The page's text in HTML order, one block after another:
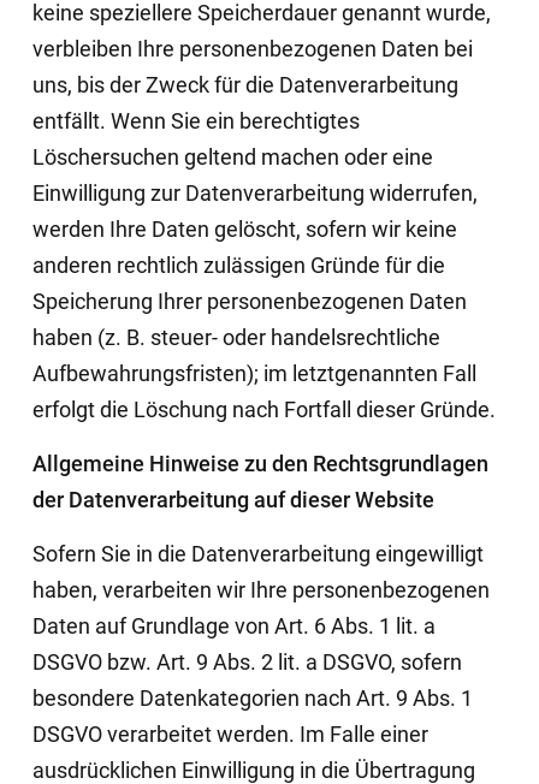
keine speziellere Speicherdauer genannt wurde,
verbleiben Ihre personenbezogenen Daten bei
uns, bis der Zweck für die Datenverarbeitung
entfällt. Wenn Sie ein berechtigtes
Löschersuchen geltend machen oder eine
Einwilligung zur Datenverarbeitung widerrufen,
werden Ihre Daten gelöscht, sofern wir keine
anderen rechtlich zulässigen Gründe für die
Speicherung Ihrer personenbezogenen Daten
haben (z. B. steuer- oder handelsrechtliche
Aufbewahrungsfristen); im letztgenannten Fall
erfolgt die Löschung nach Fortfall dieser Gründe.
Allgemeine Hinweise zu den Rechtsgrundlagen
der Datenverarbeitung auf dieser Website
Sofern Sie in die Datenverarbeitung eingewilligt
haben, verarbeiten wir Ihre personenbezogenen
Daten auf Grundlage von Art. 6 Abs. 1 lit. a
DSGVO bzw. Art. 9 Abs. 2 lit. a DSGVO, sofern
besondere Datenkategorien nach Art. 9 Abs. 1
DSGVO verarbeitet werden. Im Falle einer
ausdrücklichen Einwilligung in die Übertragung